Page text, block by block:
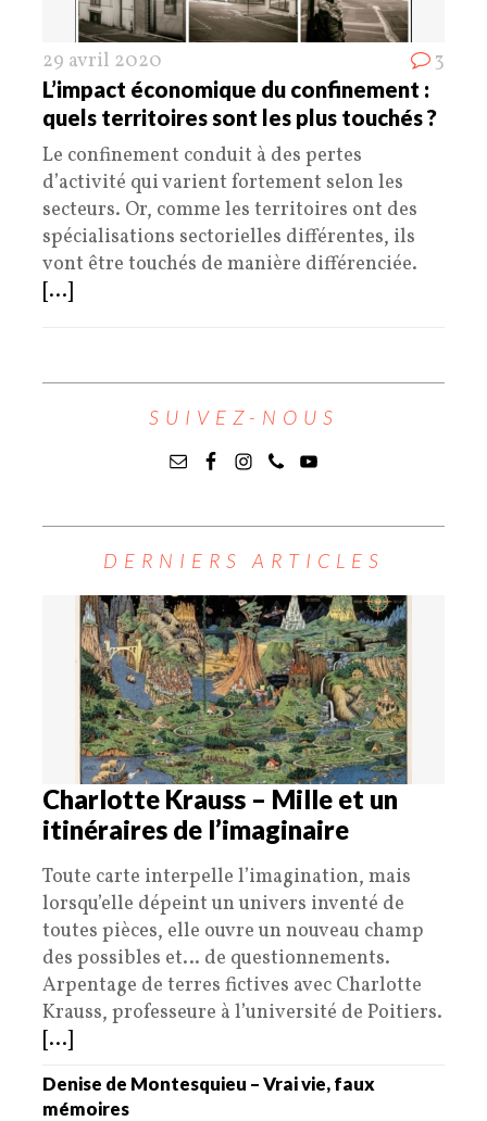
29 avril 2020 3
L’impact économique du confinement :
quels territoires sont les plus touchés ?
Le confinement conduit à des pertes
d’activité qui varient fortement selon les
secteurs. Or, comme les territoires ont des
spécialisations sectorielles différentes, ils
vont être touchés de manière différenciée.
[...]
SUIVEZ-NOUS
DERNIERS ARTICLES
Charlotte Krauss – Mille et un
itinéraires de l’imaginaire
Toute carte interpelle l’imagination, mais
lorsqu’elle dépeint un univers inventé de
toutes pièces, elle ouvre un nouveau champ
des possibles et… de questionnements.
Arpentage de terres fictives avec Charlotte
Krauss, professeure à l’université de Poitiers.
[...]
Denise de Montesquieu – Vrai vie, faux
mémoires